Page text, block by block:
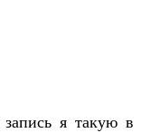
я такую в